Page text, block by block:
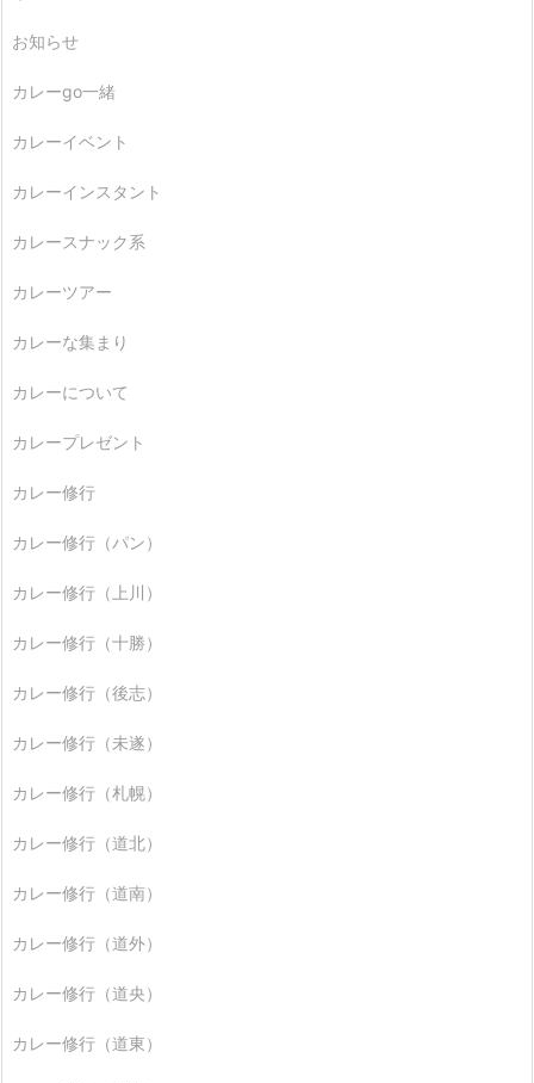
お知らせ
カレーgo一緒
カレーイベント
カレーインスタント
カレースナック系
カレーツアー
カレーな集まり
カレーについて
カレープレゼント
カレー修行
カレー修行（パン）
カレー修行（上川）
カレー修行（十勝）
カレー修行（後志）
カレー修行（未遂）
カレー修行（札幌）
カレー修行（道北）
カレー修行（道南）
カレー修行（道外）
カレー修行（道央）
カレー修行（道東）